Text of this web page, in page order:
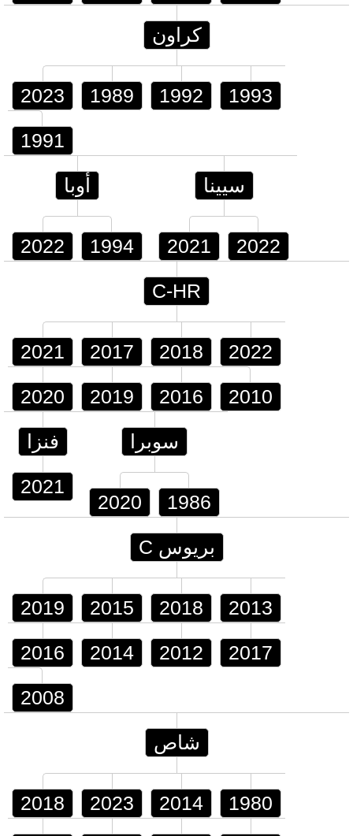
كراون
2023 1989 1992 1993
1991
أوبا
2022 1994
سيينا
2021 2022
C-HR
2021 2017 2018 2022
2020 2019 2016 2010
فنزا
2021
سوبرا
2020 1986
بريوس C
2019 2015 2018 2013
2016 2014 2012 2017
2008
شاص
2018 2023 2014 1980